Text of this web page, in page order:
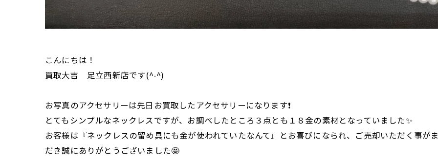
こんにちは！
買取大吉 足立西新店です(^-^)
お写真のアクセサリーは先日お買取したアクセサリーになります❗
とてもシンプルなネックレスですが、お調べしたところ３点とも１８金の素材となっていました✨
お客様は『ネックレスの留め具にも金が使われていたなんて』とお喜びになられ、ご売却いただく事が
だき誠にありがとうございました🤩